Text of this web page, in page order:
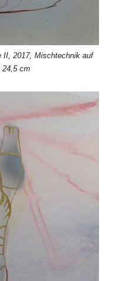
II, 2017, Mischtechnik auf
24,5 cm